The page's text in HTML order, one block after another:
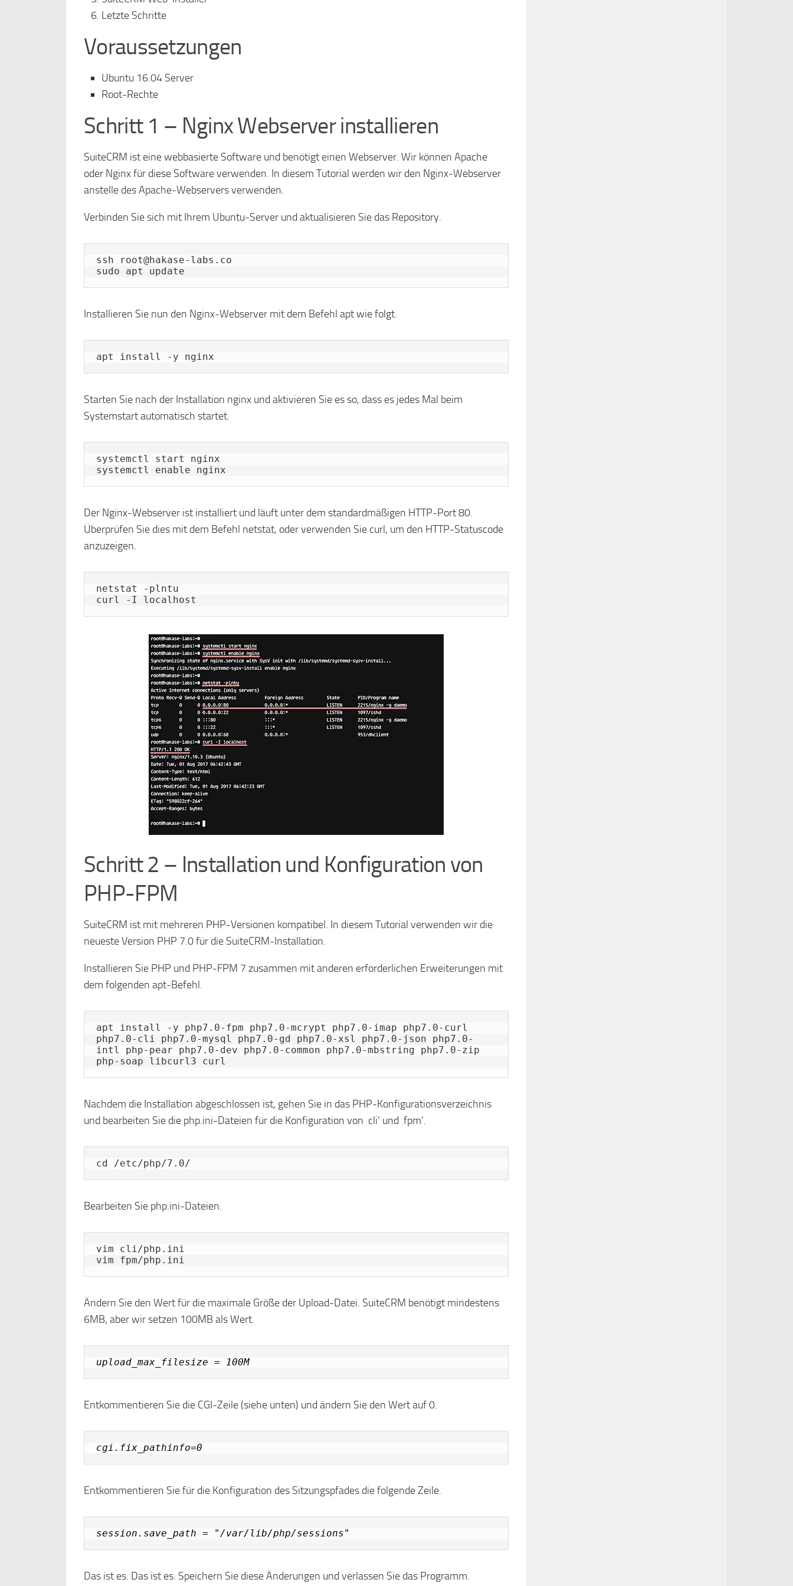
Letzte Schritte
Voraussetzungen
Ubuntu 16.04 Server
Root-Rechte
Schritt 1 – Nginx Webserver installieren
SuiteCRM ist eine webbasierte Software und benötigt einen Webserver. Wir können Apache
oder Nginx für diese Software verwenden. In diesem Tutorial werden wir den Nginx-Webserver
anstelle des Apache-Webservers verwenden.
Verbinden Sie sich mit Ihrem Ubuntu-Server und aktualisieren Sie das Repository.
ssh root@hakase-labs.co
sudo apt update
Installieren Sie nun den Nginx-Webserver mit dem Befehl apt wie folgt.
apt install -y nginx
Starten Sie nach der Installation nginx und aktivieren Sie es so, dass es jedes Mal beim
Systemstart automatisch startet.
systemctl start nginx
systemctl enable nginx
Der Nginx-Webserver ist installiert und läuft unter dem standardmäßigen HTTP-Port 80.
Überprüfen Sie dies mit dem Befehl netstat, oder verwenden Sie curl, um den HTTP-Statuscode
anzuzeigen.
netstat -plntu
curl -I localhost
Schritt 2 – Installation und Konfiguration von
PHP-FPM
SuiteCRM ist mit mehreren PHP-Versionen kompatibel. In diesem Tutorial verwenden wir die
neueste Version PHP 7.0 für die SuiteCRM-Installation.
Installieren Sie PHP und PHP-FPM 7 zusammen mit anderen erforderlichen Erweiterungen mit
dem folgenden apt-Befehl.
apt install -y php7.0-fpm php7.0-mcrypt php7.0-imap php7.0-curl
php7.0-cli php7.0-mysql php7.0-gd php7.0-xsl php7.0-json php7.0-
intl php-pear php7.0-dev php7.0-common php7.0-mbstring php7.0-zip
php-soap libcurl3 curl
Nachdem die Installation abgeschlossen ist, gehen Sie in das PHP-Konfigurationsverzeichnis
und bearbeiten Sie die php.ini-Dateien für die Konfiguration von ‚cli‘ und ‚fpm‘.
cd /etc/php/7.0/
Bearbeiten Sie php.ini-Dateien.
vim cli/php.ini
vim fpm/php.ini
Ändern Sie den Wert für die maximale Größe der Upload-Datei. SuiteCRM benötigt mindestens
6MB, aber wir setzen 100MB als Wert.
upload_max_filesize = 100M
Entkommentieren Sie die CGI-Zeile (siehe unten) und ändern Sie den Wert auf 0.
cgi.fix_pathinfo=0
Entkommentieren Sie für die Konfiguration des Sitzungspfades die folgende Zeile.
session.save_path = "/var/lib/php/sessions"
Das ist es. Das ist es. Speichern Sie diese Änderungen und verlassen Sie das Programm.